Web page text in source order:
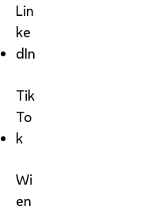
Lin
ke
dIn
Tik
To
k
Wi
en